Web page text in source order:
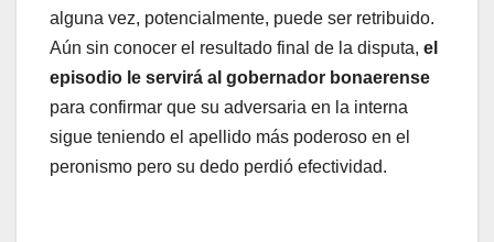
alguna vez, potencialmente, puede ser retribuido.
Aún sin conocer el resultado final de la disputa, el
episodio le servirá al gobernador bonaerense
para confirmar que su adversaria en la interna
sigue teniendo el apellido más poderoso en el
peronismo pero su dedo perdió efectividad.